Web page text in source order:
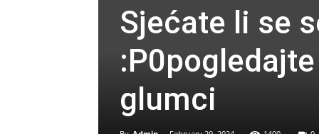
Sjećate li se
glumci